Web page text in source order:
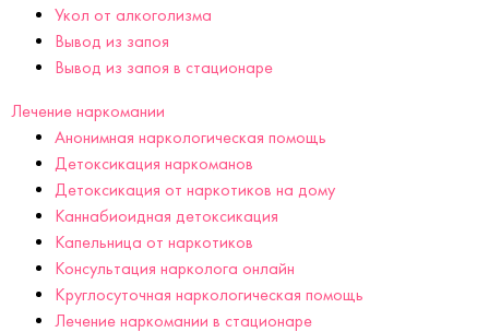
Укол от алкоголизма
Вывод из запоя
Вывод из запоя в стационаре
Лечение наркомании
Анонимная наркологическая помощь
Детоксикация наркоманов
Детоксикация от наркотиков на дому
Каннабиоидная детоксикация
Капельница от наркотиков
Консультация нарколога онлайн
Круглосуточная наркологическая помощь
Лечение наркомании в стационаре